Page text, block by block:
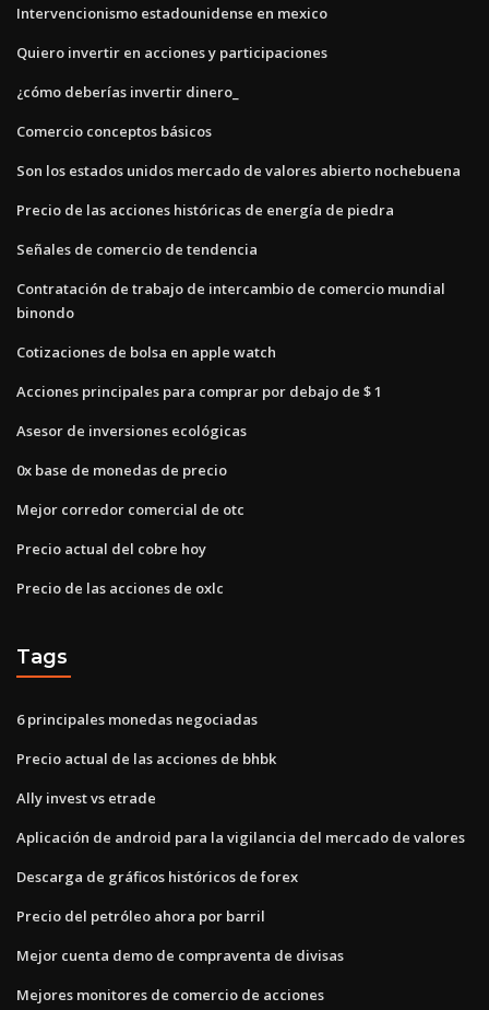
Intervencionismo estadounidense en mexico
Quiero invertir en acciones y participaciones
¿cómo deberías invertir dinero_
Comercio conceptos básicos
Son los estados unidos mercado de valores abierto nochebuena
Precio de las acciones históricas de energía de piedra
Señales de comercio de tendencia
Contratación de trabajo de intercambio de comercio mundial
binondo
Cotizaciones de bolsa en apple watch
Acciones principales para comprar por debajo de $ 1
Asesor de inversiones ecológicas
0x base de monedas de precio
Mejor corredor comercial de otc
Precio actual del cobre hoy
Precio de las acciones de oxlc
Tags
6 principales monedas negociadas
Precio actual de las acciones de bhbk
Ally invest vs etrade
Aplicación de android para la vigilancia del mercado de valores
Descarga de gráficos históricos de forex
Precio del petróleo ahora por barril
Mejor cuenta demo de compraventa de divisas
Mejores monitores de comercio de acciones